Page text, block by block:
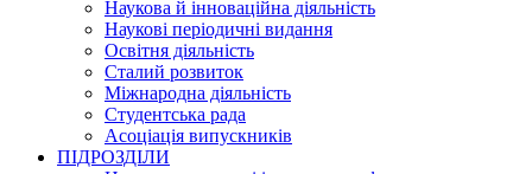
Наукова й інноваційна діяльність
Наукові періодичні видання
Освітня діяльність
Сталий розвиток
Міжнародна діяльність
Студентська рада
Асоціація випускників
ПІДРОЗДІЛИ